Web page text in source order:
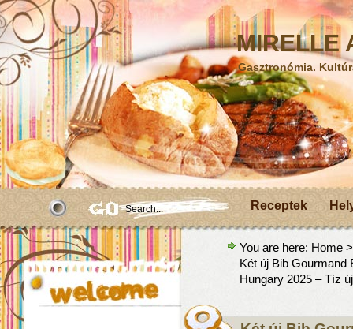
MIRELLE
Gasztronómia.
Receptek
You are here: Home
Két új Bib Gourmand
Hungary 2025 – Tíz